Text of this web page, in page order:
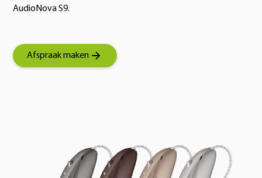
AudioNova S9.
Afspraak maken